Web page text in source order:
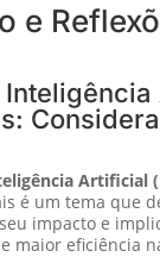
e
Artificial
é um tema que
impacto e
maior eficiência